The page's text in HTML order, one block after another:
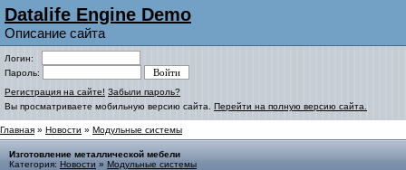
Datalife Engine Demo
Описание сайта
Логин:
Пароль:
Регистрация на сайте! Забыли пароль?
Вы просматриваете мобильную версию сайта. Перейти на полную версию сайта.
Главная » Новости » Модульные системы
Изготовление металлической мебели
Категория: Новости » Модульные системы